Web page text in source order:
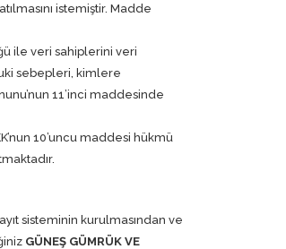
istemiştir. Madde
ile veri sahiplerini veri
sebepleri, kimlere
11’inci maddesinde
10’uncu maddesi hükmü
sisteminin kurulmasından ve
GÜNEŞ GÜMRÜK VE